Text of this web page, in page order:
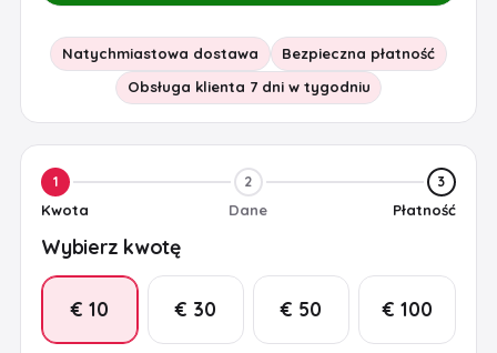
Natychmiastowa dostawa
Bezpieczna płatność
Obsługa klienta 7 dni w tygodniu
1
Kwota
2
Dane
3
Płatność
Wybierz kwotę
€ 10 € 30 € 50 € 100